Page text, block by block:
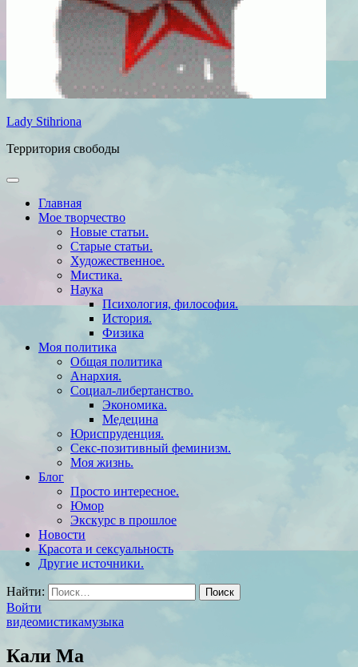
Lady Stihriona
Территория свободы
Главная
Мое творчество
Новые статьи.
Старые статьи.
Художественное.
Мистика.
Наука
Психология, философия.
История.
Физика
Моя политика
Общая политика
Анархия.
Социал-либертанство.
Экономика.
Медецина
Юриспруденция.
Секс-позитивный феминизм.
Моя жизнь.
Блог
Просто интересное.
Юмор
Экскурс в прошлое
Новости
Красота и сексуальность
Другие источники.
Найти:
Войти
видеомистикамузыка
Кали Ма